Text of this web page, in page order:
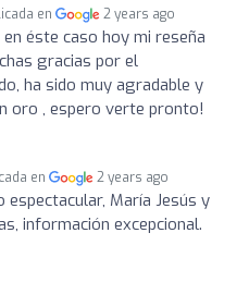
en 2 years ago
en éste caso hoy mi reseña
gracias por el
ha sido muy agradable y
oro , espero verte pronto!
en 2 years ago
espectacular, María Jesús y
información excepcional.